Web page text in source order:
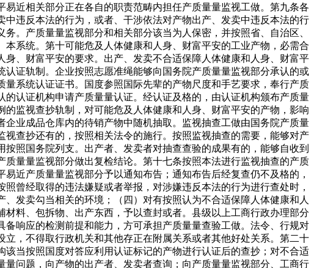
近相关部分正在各自的职责范畴内担任产质量量监视工做。第九条各
违反本法的行为，或者、干涉依法对产物出产、发卖中违反本法的行
。产质量量监视部分和相关部分该当为人保密，并按照省、自治区、
系统。第十可能危及人体健康和人身、财富平安的工业产物，必需合
、财富平安的要求。出产、发卖不合适保障人体健康和人身、财富平
证轨制。企业按照志愿准绳能够向国务院产质量量监视部分承认的或
系统认证证书。国度参照国际先辈的产物尺度和手艺要求，奉行产质
认证机构申请产质量量认证。经认证及格的，由认证机构颁布产质量
监视查抄轨制，对可能危及人体健康和人身、财富平安的产物，影响
业成品仓库内的待销产物中随机抽取。监视抽查工做由国务院产质量
查抄还有的，按照相关法令的施行。按照监视抽查的需要，能够对产
照国务院列支。出产者、发卖者对抽查查验的成果有的，能够自收到
量量监视部分做出复检结论。第十七条按照本法进行监视抽查的产质
近产质量量监视部分予以通知布告；通知布告后经复查仍不及格的，
曾经取得的违法嫌疑或者举报，对涉嫌违反本法的行为进行查处时，
发卖勾当相关的环境；（四）对有按照认为不合适保障人体健康和人
料、包拆物、出产东西，予以查封或者。县级以上工商行政办理部分
响应的检测前提和能力，方可承担产质量量查验工做。法令、行规对
，不得取行政机关和其他存正在附属关系或者其他好处关系。第二十
当按照国度对答应利用认证标记的产物进行认证后的查抄；对不合适
问题，向产物的出产者、发卖者查询；向产质量量监视部分、工商行